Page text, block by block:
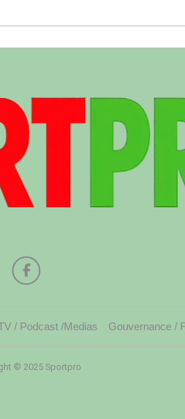
/ Podcast /Medias Gouvernance /
© 2025 Sportpro